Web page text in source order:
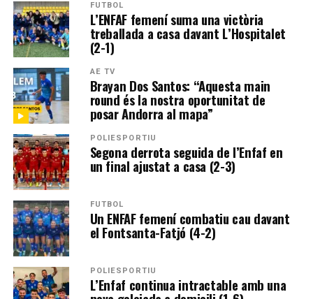
FUTBOL
L’ENFAF femení suma una victòria
treballada a casa davant L’Hospitalet
(2-1)
AE TV
Brayan Dos Santos: “Aquesta main
round és la nostra oportunitat de
posar Andorra al mapa”
POLIESPORTIU
Segona derrota seguida de l’Enfaf en
un final ajustat a casa (2-3)
FUTBOL
Un ENFAF femení combatiu cau davant
el Fontsanta-Fatjó (4-2)
POLIESPORTIU
L’Enfaf continua intractable amb una